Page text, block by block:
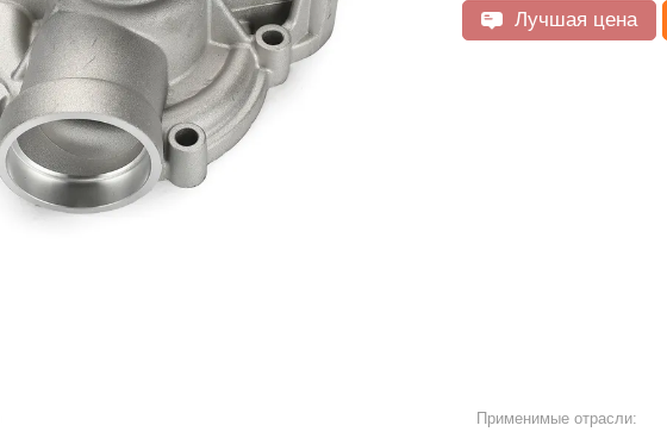
Лучшая цена
Применимые отрасли: